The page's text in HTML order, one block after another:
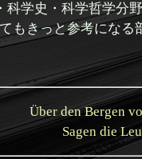
科学史・科学哲学分
もきっと参考になる
Über den Bergen
Sagen die